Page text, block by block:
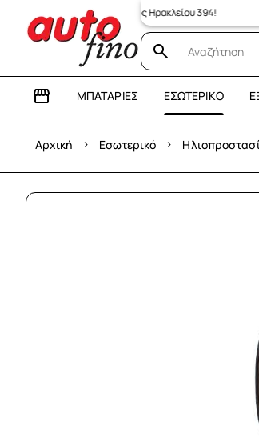
κατάστημα: Λεωφόρος Ηρακλείου 394!
ΜΠΑΤΑΡΊΕΣ ΕΣΩΤΕΡΙΚΌ
Αρχική › Εσωτερικό ›